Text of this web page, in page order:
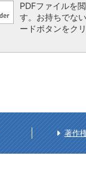
PDFファイルを
す。お持ちでな
ードボタンをク
著作